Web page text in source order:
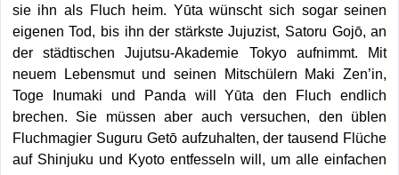
sie ihn als Fluch heim. Yūta wünscht sich sogar seinen
eigenen Tod, bis ihn der stärkste Jujuzist, Satoru Gojō, an
der städtischen Jujutsu-Akademie Tokyo aufnimmt. Mit
neuem Lebensmut und seinen Mitschülern Maki Zen’in,
Toge Inumaki und Panda will Yūta den Fluch endlich
brechen. Sie müssen aber auch versuchen, den üblen
Fluchmagier Suguru Getō aufzuhalten, der tausend Flüche
auf Shinjuku und Kyoto entfesseln will, um alle einfachen